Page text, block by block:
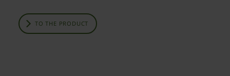
TO THE PRODUCT